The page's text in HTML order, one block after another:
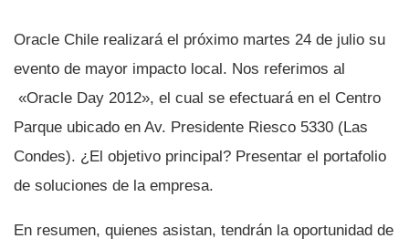
Oracle Chile realizará el próximo martes 24 de julio su
evento de mayor impacto local. Nos referimos al
«Oracle Day 2012», el cual se efectuará en el Centro
Parque ubicado en Av. Presidente Riesco 5330 (Las
Condes). ¿El objetivo principal? Presentar el portafolio
de soluciones de la empresa.
En resumen, quienes asistan, tendrán la oportunidad de